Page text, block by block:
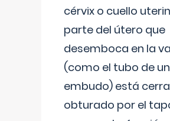
cérvix o cuello
parte del útero que
desemboca en la
(como el tubo de un
embudo) está
obturado por el